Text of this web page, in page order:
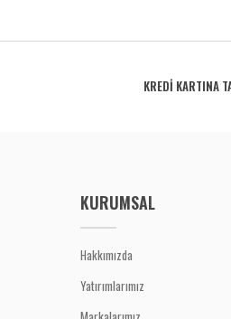
KREDİ KARTINA
KURUMSAL
Hakkımızda
Yatırımlarımız